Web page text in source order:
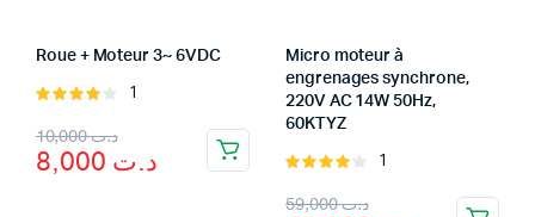
Roue + Moteur 3~ 6VDC
Rated
of 5
1
د.ت10,000
Original
price د.ت
Current
price
Micro moteur à
engrenages synchrone,
220V AC 14W 50Hz,
60KTYZ
Rated
of 5
1
د.ت59,000
Original
Current